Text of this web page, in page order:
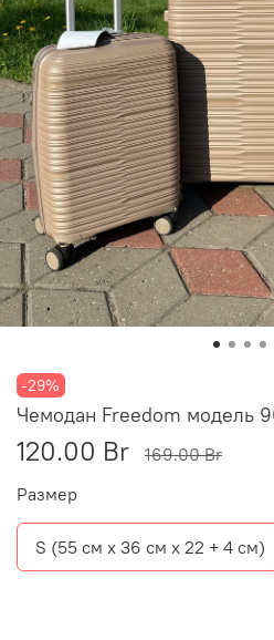
-29%
Чемодан Freedom модель
120.00 Br
169.00 Br
Размер
S (55 см х 36 см х 22 + 4 см)